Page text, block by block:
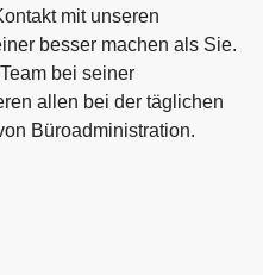
mit unseren
besser machen als Sie.
bei seiner
allen bei der täglichen
Büroadministration.